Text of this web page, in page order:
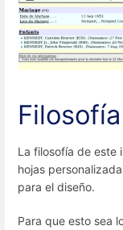
La filosofía de este
hojas
para el diseño.
Para que esto sea